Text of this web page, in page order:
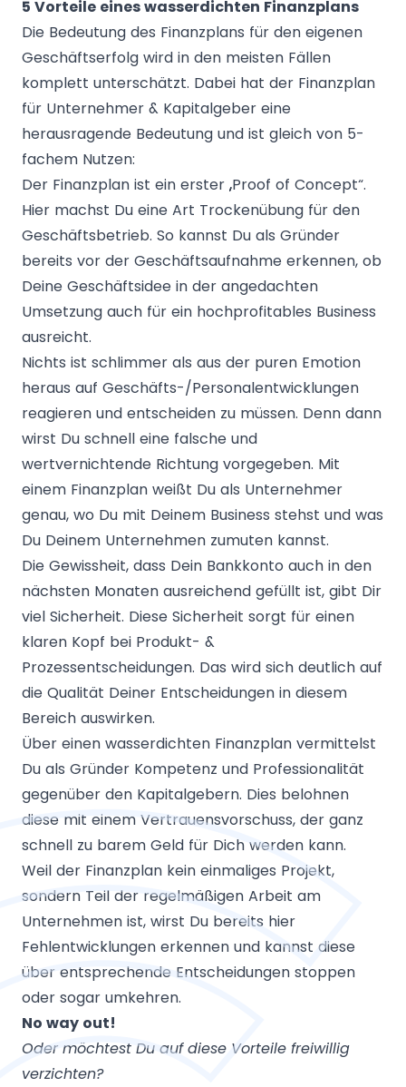
5 Vorteile eines wasserdichten Finanzplans
Die Bedeutung des Finanzplans für den eigenen
Geschäftserfolg wird in den meisten Fällen
komplett unterschätzt. Dabei hat der Finanzplan
für Unternehmer & Kapitalgeber eine
herausragende Bedeutung und ist gleich von 5-
fachem Nutzen:
Der Finanzplan ist ein erster „Proof of Concept“.
Hier machst Du eine Art Trockenübung für den
Geschäftsbetrieb. So kannst Du als Gründer
bereits vor der Geschäftsaufnahme erkennen, ob
Deine Geschäftsidee in der angedachten
Umsetzung auch für ein hochprofitables Business
ausreicht.
Nichts ist schlimmer als aus der puren Emotion
heraus auf Geschäfts-/Personalentwicklungen
reagieren und entscheiden zu müssen. Denn dann
wirst Du schnell eine falsche und
wertvernichtende Richtung vorgegeben. Mit
einem Finanzplan weißt Du als Unternehmer
genau, wo Du mit Deinem Business stehst und was
Du Deinem Unternehmen zumuten kannst.
Die Gewissheit, dass Dein Bankkonto auch in den
nächsten Monaten ausreichend gefüllt ist, gibt Dir
viel Sicherheit. Diese Sicherheit sorgt für einen
klaren Kopf bei Produkt- &
Prozessentscheidungen. Das wird sich deutlich auf
die Qualität Deiner Entscheidungen in diesem
Bereich auswirken.
Über einen wasserdichten Finanzplan vermittelst
Du als Gründer Kompetenz und Professionalität
gegenüber den Kapitalgebern. Dies belohnen
diese mit einem Vertrauensvorschuss, der ganz
schnell zu barem Geld für Dich werden kann.
Weil der Finanzplan kein einmaliges Projekt,
sondern Teil der regelmäßigen Arbeit am
Unternehmen ist, wirst Du bereits hier
Fehlentwicklungen erkennen und kannst diese
über entsprechende Entscheidungen stoppen
oder sogar umkehren.
No way out!
Oder möchtest Du auf diese Vorteile freiwillig
verzichten?